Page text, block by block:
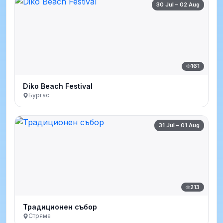
30 Jul – 02 Aug
161
Diko Beach Festival
Бургас
31 Jul – 01 Aug
213
Традиционен събор
Стряма